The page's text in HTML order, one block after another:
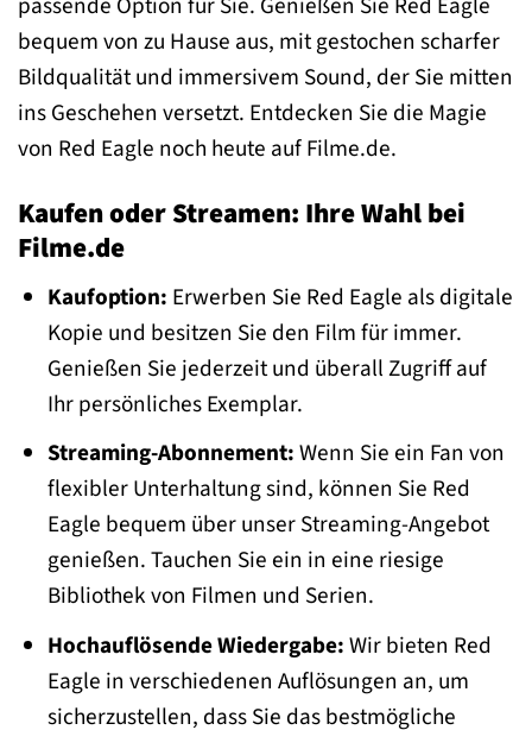
bequem von zu Hause aus, mit gestochen scharfer
Bildqualität und immersivem Sound, der Sie mitten
ins Geschehen versetzt. Entdecken Sie die Magie
von Red Eagle noch heute auf Filme.de.
Kaufen oder Streamen: Ihre Wahl bei
Filme.de
Kaufoption: Erwerben Sie Red Eagle als digitale
Kopie und besitzen Sie den Film für immer.
Genießen Sie jederzeit und überall Zugriff auf
Ihr persönliches Exemplar.
Streaming-Abonnement:Wenn Sie ein Fan von
flexibler Unterhaltung sind, können Sie Red
Eagle bequem über unser Streaming-Angebot
genießen. Tauchen Sie ein in eine riesige
Bibliothek von Filmen und Serien.
Hochauflösende Wiedergabe:Wir bieten Red
Eagle in verschiedenen Auflösungen an, um
sicherzustellen, dass Sie das bestmögliche